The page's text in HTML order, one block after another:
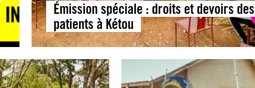
Émission spéciale : droits et devoirs des
patients à Kétou